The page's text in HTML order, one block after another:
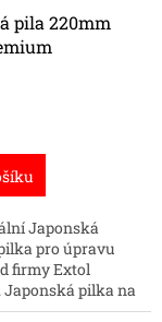
pila 220mm
Japonská
pro úpravu
firmy Extol
pilka na
plastové